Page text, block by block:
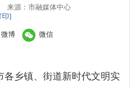
来源：市融媒体中心
印]
微博 微信
各乡镇、街道新时代文明实